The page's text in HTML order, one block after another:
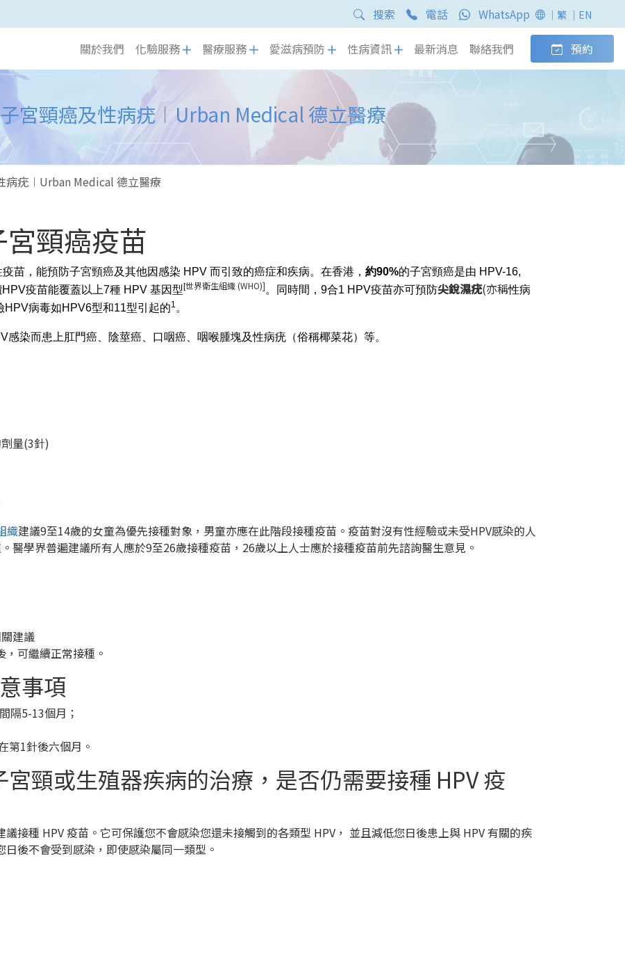
搜索 電話 WhatsApp ｜繁 ｜EN
關於我們 化驗服務 醫療服務 愛滋病預防 性病資訊 最新消息 聯絡我們 預約
宮頸癌及性病疣︱Urban Medical 德立醫療
病疣︱Urban Medical 德立醫療
頸癌疫苗
苗，能預防子宮頸癌及其他因感染 HPV 而引致的癌症和疾病。在香港， 約90%的子宮頸癌是由 HPV-16,
疫苗能覆蓋以上7種 HPV 基因型[世界衛生組織 (WHO)]。同時間，9合1 HPV疫苗亦可預防尖銳濕疣(亦稱性病
病毒如HPV6型和11型引起的1 。
染而患上肛門癌、陰莖癌、口咽癌、咽喉腫塊及性病疣（俗稱椰菜花）等。
量(3針)
織建議9至14歲的女童為優先接種對象，男童亦應在此階段接種疫苗。疫苗對沒有性經驗或未受HPV感染的人
醫學界普遍建議所有人應於9至26歲接種疫苗，26歲以上人士應於接種疫苗前先諮詢醫生意見。
建議
可繼續正常接種。
事項
隔5-13個月；
第1針後六個月。
宮頸或生殖器疾病的治療，是否仍需要接種 HPV 疫
接種 HPV 疫苗。它可保護您不會感染您還未接觸到的各類型 HPV， 並且減低您日後患上與 HPV 有關的疾
後不會受到感染，即使感染屬同一類型。